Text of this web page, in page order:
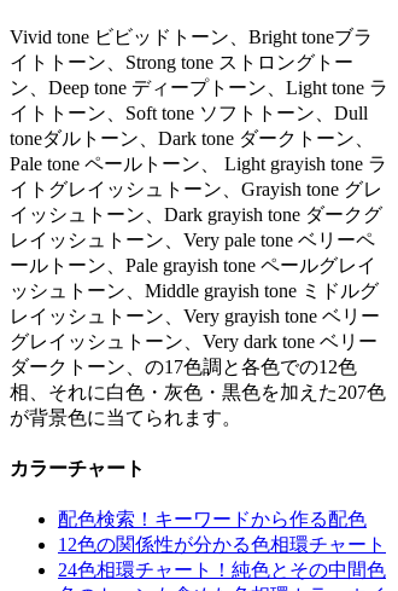
Vivid tone ビビッドトーン、Bright toneブラ
イトトーン、Strong tone ストロングトー
ン、Deep tone ディープトーン、Light tone ラ
イトトーン、Soft tone ソフトトーン、Dull
toneダルトーン、Dark tone ダークトーン、
Pale tone ペールトーン、 Light grayish tone ラ
イトグレイッシュトーン、Grayish tone グレ
イッシュトーン、Dark grayish tone ダークグ
レイッシュトーン、Very pale tone ベリーペ
ールトーン、Pale grayish tone ペールグレイ
ッシュトーン、Middle grayish tone ミドルグ
レイッシュトーン、Very grayish tone ベリー
グレイッシュトーン、Very dark tone ベリー
ダークトーン、の17色調と各色での12色
相、それに白色・灰色・黒色を加えた207色
が背景色に当てられます。
カラーチャート
配色検索！キーワードから作る配色
12色の関係性が分かる色相環チャート
24色相環チャート！純色とその中間色